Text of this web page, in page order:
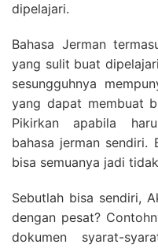
dipelajari.
Bahasa Jerman
yang sulit buat
sesungguhnya
yang dapat membuat
Pikirkan apabila
bahasa jerman sendiri.
bisa semuanya jadi
Sebutlah bisa sendiri,
dengan pesat?
dokumen syarat-